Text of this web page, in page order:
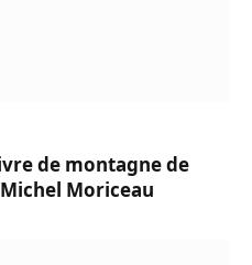
de montagne de
Moriceau